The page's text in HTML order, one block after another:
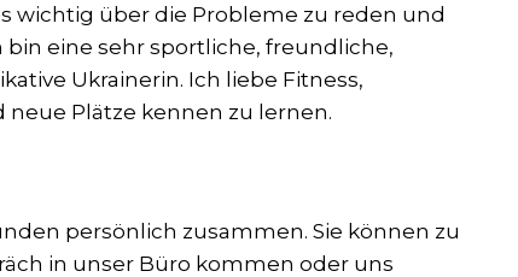
wichtig über die Probleme zu reden und
bin eine sehr sportliche, freundliche,
Ukrainerin. Ich liebe Fitness,
neue Plätze kennen zu lernen.
persönlich zusammen. Sie können zu
in unser Büro kommen oder uns